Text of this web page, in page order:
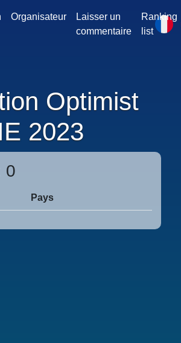
Organisateur
Laisser un
commentaire
Ranking
list
Optimist
2023
0
Pays